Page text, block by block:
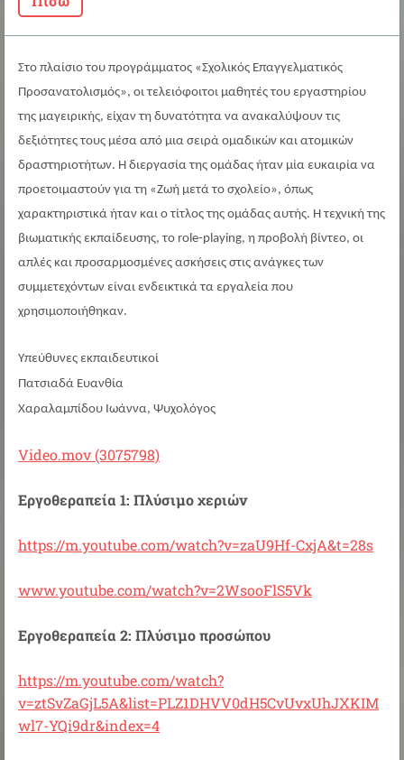
Στο πλαίσιο του προγράμματος «Σχολικός Επαγγελματικός
Προσανατολισμός», οι τελειόφοιτοι μαθητές του εργαστηρίου
της μαγειρικής, είχαν τη δυνατότητα να ανακαλύψουν τις
δεξιότητες τους μέσα από μια σειρά ομαδικών και ατομικών
δραστηριοτήτων. Η διεργασία της ομάδας ήταν μία ευκαιρία να
προετοιμαστούν για τη «Ζωή μετά το σχολείο», όπως
χαρακτηριστικά ήταν και ο τίτλος της ομάδας αυτής. Η τεχνική της
βιωματικής εκπαίδευσης, το role-playing, η προβολή βίντεο, οι
απλές και προσαρμοσμένες ασκήσεις στις ανάγκες των
συμμετεχόντων είναι ενδεικτικά τα εργαλεία που
χρησιμοποιήθηκαν.
Υπεύθυνες εκπαιδευτικοί
Πατσιαδά Ευανθία
Χαραλαμπίδου Ιωάννα, Ψυχολόγος
Video.mov (3075798)
Εργοθεραπεία 1: Πλύσιμο χεριών
https://m.youtube.com/watch?v=zaU9Hf-CxjA&t=28s
www.youtube.com/watch?v=2WsooFlS5Vk
Εργοθεραπεία 2: Πλύσιμο προσώπου
https://m.youtube.com/watch?
v=ztSvZaGjL5A&list=PLZ1DHVV0dH5CvUvxUhJXKIM
wl7-YQi9dr&index=4